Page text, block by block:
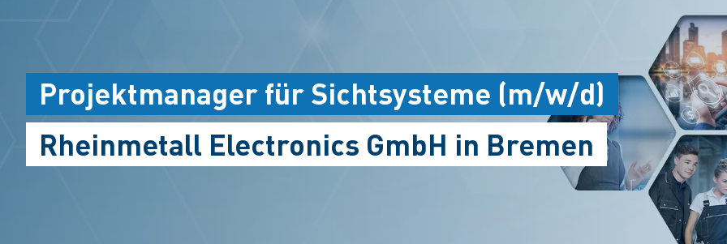
Projektmanager für Sichtsysteme (m/w/d)
Rheinmetall Electronics GmbH in Bremen